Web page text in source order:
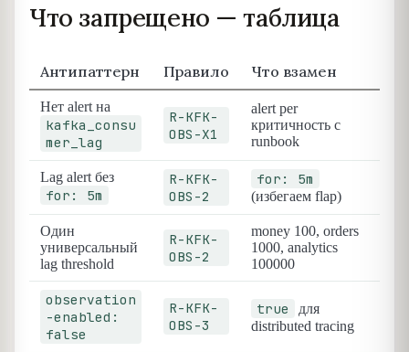
Что запрещено — таблица
Антипаттерн Правило Что взамен
Нет alert на
kafka_consu
mer_lag
R-KFK-
OBS-X1
alert per
критичность с
runbook
Lag alert без
for: 5m
R-KFK-
OBS-2
for: 5m
(избегаем flap)
Один
универсальный
lag threshold
R-KFK-
OBS-2
money 100, orders
1000, analytics
100000
observation
-enabled:
false
R-KFK-
OBS-3
true
для
distributed tracing